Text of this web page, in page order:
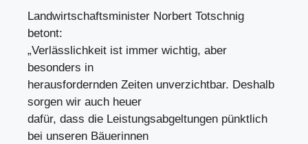
Landwirtschaftsminister Norbert Totschnig
betont:
„Verlässlichkeit ist immer wichtig, aber
besonders in
herausfordernden Zeiten unverzichtbar. Deshalb
sorgen wir auch heuer
dafür, dass die Leistungsabgeltungen pünktlich
bei unseren Bäuerinnen